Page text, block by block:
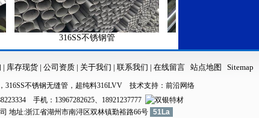
316SS不锈钢管
| 库存现货 | 公司资质 | 关于我们 | 联系我们 | 在线留言 站点地图 Sitemap
， 316SS不锈钢无缝管 ， 超纯料316LVV 技术支持： 前沿网络
手机：13967282625、18921237777
地址:浙江省湖州市南浔区双林镇勤裕路66号 51La